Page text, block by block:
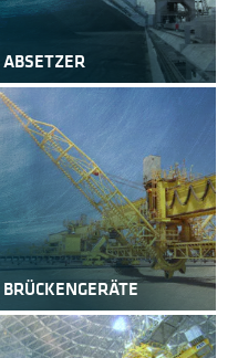
ABSETZER
BRÜCKENGERÄTE